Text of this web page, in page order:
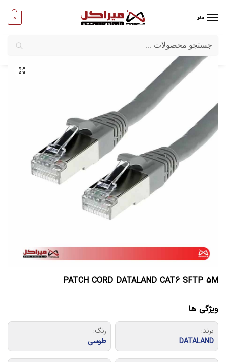
منو 0
میراکل/کامپیوتر/کابل/پچ کورد شبکه
PATCH CORD DATALAND CAT6 SFTP 5M
ویژگی ها
برند:
DATALAND
رنگ:
طوسی